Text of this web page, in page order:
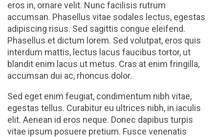
eros in, ornare velit. Nunc facilisis rutrum
accumsan. Phasellus vitae sodales lectus, egestas
adipiscing risus. Sed sagittis congue eleifend.
Phasellus et dictum lorem. Sed volutpat, eros quis
interdum mattis, lectus lacus faucibus tortor, ut
blandit enim lacus ut metus. Cras at enim fringilla,
accumsan dui ac, rhoncus dolor.
Sed eget enim feugiat, condimentum nibh vitae,
egestas tellus. Curabitur eu ultrices nibh, in iaculis
elit. Aenean id eros neque. Donec dapibus turpis
vitae ipsum posuere pretium. Fusce venenatis